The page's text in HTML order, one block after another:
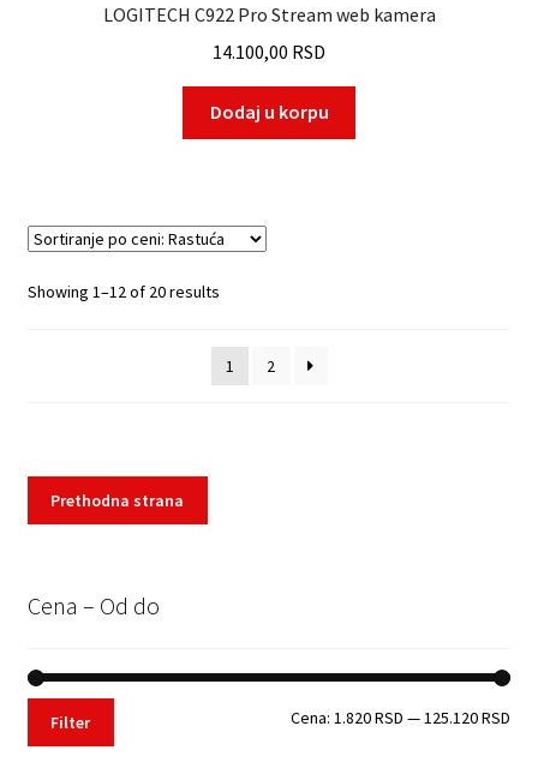
LOGITECH C922 Pro Stream web kamera
14.100,00 RSD
Dodaj u korpu
Showing 1–12 of 20 resultsSorted
Cena:
low
1 2
Prethodna strana
Cena – Od do
Filter Cena:1.820 RSD —125.120 RSD